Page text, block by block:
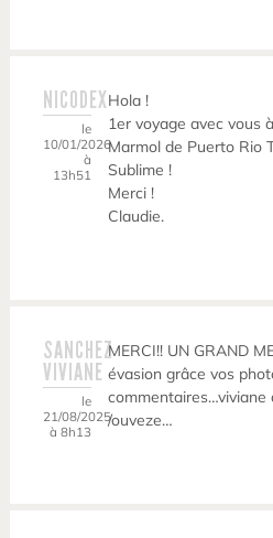
NICODEX
le
10/01/2026
à
13h51
Hola !
1er voyage avec vous
Marmol de Puerto Rio
Sublime !
Merci !
Claudie.
SANCHEZ
VIVIANE
le
21/08/2025
à 8h13
MERCI!! UN GRAND
évasion grâce vos
commentaires…viviane
/ouveze…